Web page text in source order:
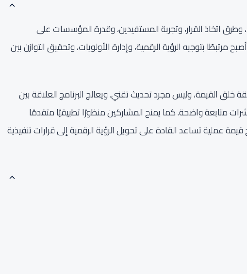
اتخاذ القرار، وتجربة المستفيدين، وقدرة المؤسسات على
بتوجيه الرؤية الرقمية، وإدارة الأولويات، وتحقيق التوازن بين
خلق القيمة، وليس مجرد تحديث تقني. ويعالج البرنامج العلاقة بين
متابعة واضحة. كما يمنح المشاركين منظورًا تطبيقيًا متقدمًا
قيمة عملية تساعد القادة على تحويل الرؤية الرقمية إلى قرارات تنفيذية